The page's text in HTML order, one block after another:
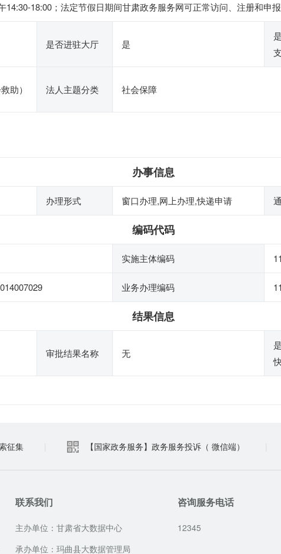
14:30-18:00；法定节假日期间甘肃政务服务网可正常访问、注册和申
是否进驻大厅 是
助） 法人主题分类 社会保障
办事信息
办理形式 窗口办理,网上办理,快递申请
编码代码
实施主体编码
业务办理编码
结果信息
审批结果名称 无
征集 【国家政务服务】政务服务投诉（ 微信端）
联系我们
主办单位：甘肃省大数据中心
承办单位：玛曲县大数据管理局
咨询服务电话
12345